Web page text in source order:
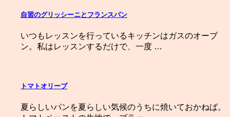
自習のグリッシーニとフランスパン
いつもレッスンを行っているキッチンはガスのオーブ
ン。私はレッスンするだけで、一度 …
トマトオリーブ
夏らしいパンを夏らしい気候のうちに焼いておかねば。